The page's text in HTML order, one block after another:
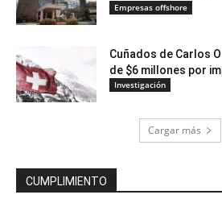
Empresas offshore
Cuñados de Carlos
de $6 millones por
Investigación
Cargar más
CUMPLIMIENTO